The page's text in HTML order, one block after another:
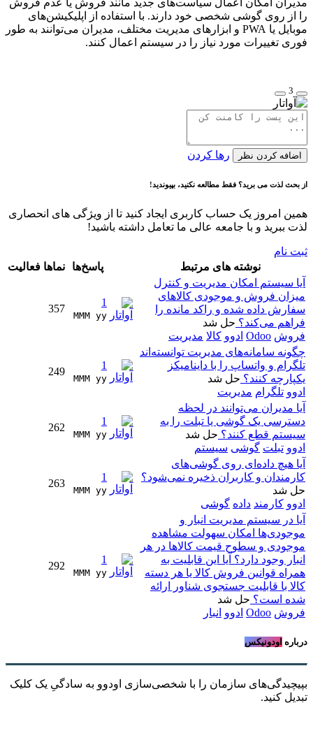
مدیران امکان اعمال سیاست‌های جدید مانند فروش یا عدم فروش
را از روی گوشی شخصی خود دارند. با استفاده از اپلیکیشن‌های
موبایل یا PWA و ابزارهای مدیریت مختلف، مدیران می‌توانند به طور
فوری تغییرات مورد نیاز را در سیستم اعمال کنند.
3
اضافه کردن نظر رها کردن
از بحث لذت می برید؟ فقط مطالعه نکنید، بپیوندید!
همین امروز یک حساب کاربری ایجاد کنید تا از ویژگی های انحصاری
لذت ببرید و با جامعه عالی ما تعامل داشته باشید!
ثبت نام
نوشته های مرتبط
پاسخ‌ها نماها فعالیت
آیا سیستم امکان مدیریت و کنترل
میزان فروش و موجودی کالاهای
سفارش داده شده و راکد مانده را
فراهم می‌کند؟ حل شد
فروش Odoo ادوو کالا مدیریت
1
MMM yy
357
چگونه سامانه‌های مدیریت توانسته‌اند
تلگرام و واتساپ را با داینامیکز
یکپارچه کنند؟ حل شد
ادوو تلگرام مدیریت
1
MMM yy
249
آیا مدیران می‌توانند در لحظه
دسترسی یک گوشی یا تبلت را به
سیستم قطع کنند؟ حل شد
ادوو تبلت گوشی سیستم
1
MMM yy
262
آیا هیچ داده‌ای روی گوشی‌های
کارمندان و کاربران ذخیره نمی‌شود؟
حل شد
ادوو کارمند داده گوشی
1
MMM yy
263
آیا در سیستم مدیریت انبار و
موجودی‌ها امکان سهولت مشاهده
موجودی و سطوح قیمت کالاها در هر
انبار وجود دارد؟ آیا این قابلیت به
همراه قوانین فروش کالا یا هر دسته
کالا با قابلیت جستجوی شناور ارائه
شده است؟ حل شد
فروش Odoo ادوو انبار
1
MMM yy
292
درباره اودونیکس
بپیچیدگی‌های سازمان را با شخصی‌سازی اودوو به سادگیِ یک کلیک
تبدیل کنید.